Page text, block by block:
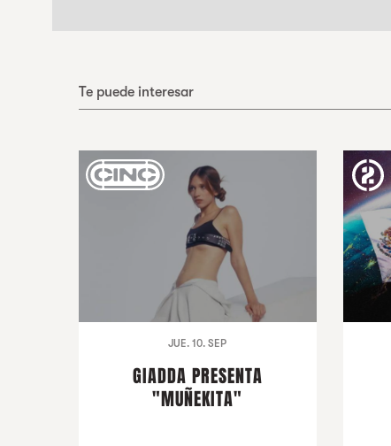
Te puede interesar
JUE. 10. SEP
GIADDA PRESENTA
"MUÑEKITA"